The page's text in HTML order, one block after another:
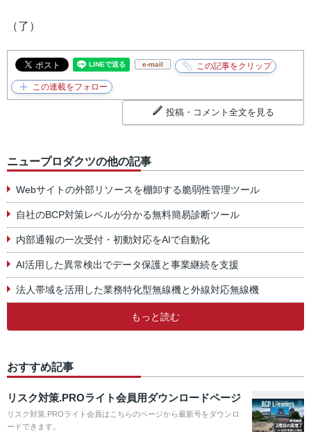
（了）
e-mail
投稿・コメント全文を見る
ニュープロダクツの他の記事
Webサイトの外部リソースを棚卸する脆弱性管理ツール
自社のBCP対策レベルが分かる無料簡易診断ツール
内部通報の一次受付・初動対応をAIで自動化
AI活用した異常検出でデータ保護と事業継続を支援
法人帯域を活用した業務特化型無線機と外線対応無線機
もっと読む
おすすめ記事
リスク対策.PROライト会員用ダウンロードページ
リスク対策.PROライト会員はこちらのページから最新号をダウンロ
ードできます。